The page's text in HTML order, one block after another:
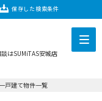
保存した検索条件
はSUMiTAS安城店
戸建て物件一覧